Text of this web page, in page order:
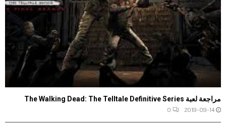
مراجعة لعبة The Walking Dead: The Telltale Definitive Series
2019-09-14
0